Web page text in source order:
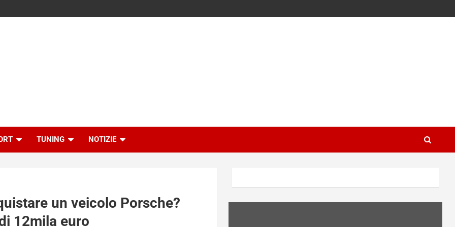
TUNING NOTIZIE
un veicolo Porsche?
12mila euro